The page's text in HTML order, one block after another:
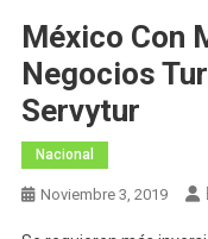
México Con
Negocios
Servytur
Nacional
Noviembre 3, 2019